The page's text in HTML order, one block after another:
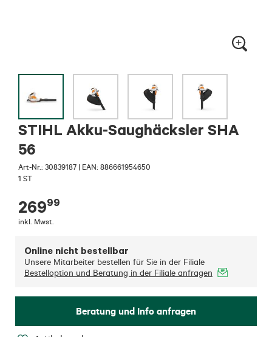
STIHL Akku-Saughäcksler SHA
56
Art-Nr.: 30839187 | EAN: 886661954650
1 ST
26999
inkl. Mwst.
Online nicht bestellbar
Unsere Mitarbeiter bestellen für Sie in der Filiale
Bestelloption und Beratung in der Filiale anfragen
Beratung und Info anfragen